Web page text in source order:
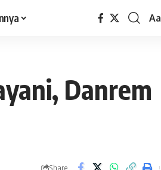
Aa
Danrem
Share